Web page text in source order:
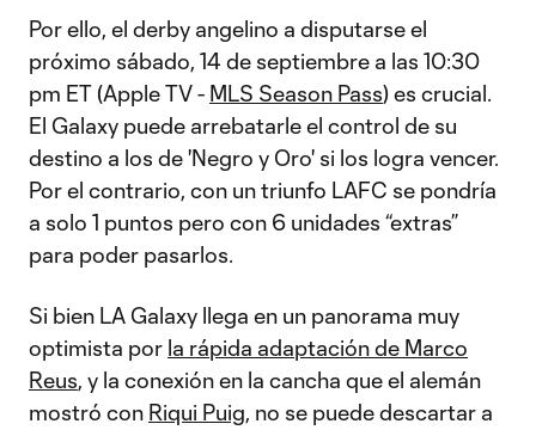
Por ello, el derby angelino a disputarse el
próximo sábado, 14 de septiembre a las 10:30
pm ET (Apple TV - MLS Season Pass) es crucial.
El Galaxy puede arrebatarle el control de su
destino a los de 'Negro y Oro' si los logra vencer.
Por el contrario, con un triunfo LAFC se pondría
a solo 1 puntos pero con 6 unidades “extras”
para poder pasarlos.
Si bien LA Galaxy llega en un panorama muy
optimista por la rápida adaptación de Marco
Reus, y la conexión en la cancha que el alemán
mostró con Riqui Puig, no se puede descartar a